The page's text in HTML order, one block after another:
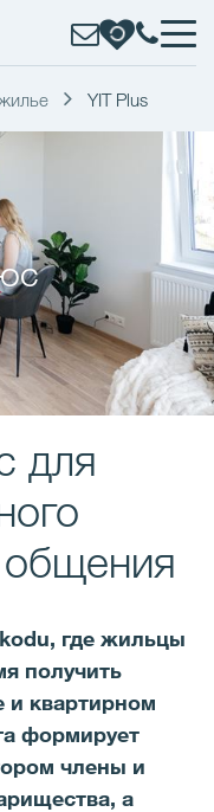
YIT Plus
для
где жильцы
получить
квартирном
формирует
члены и
а